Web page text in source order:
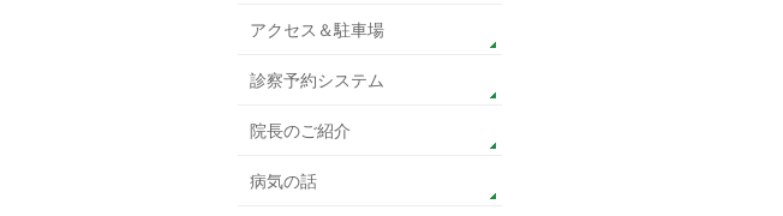
アクセス＆駐車場
診察予約システム
院長のご紹介
病気の話